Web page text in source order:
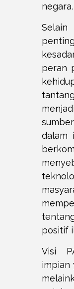
negara.
peran
dalam
positif
Visi
impian